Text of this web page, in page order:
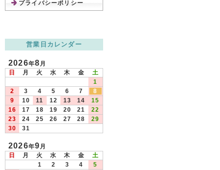
プライバシーポリシー
営業日カレンダー
2026年8月
日
月 火 水 木 金
土
1
2
3 4 5 6 7
8
9
10 11 12 13 14
15
16
17 18 19 20 21
22
23
24 25 26 27 28
29
30
31
2026年9月
日
月 火 水 木 金
土
1
2 3 4
5